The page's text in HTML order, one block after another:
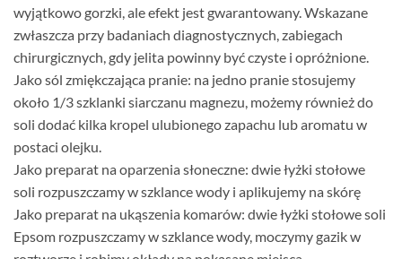
wyjątkowo gorzki, ale efekt jest gwarantowany. Wskazane
zwłaszcza przy badaniach diagnostycznych, zabiegach
chirurgicznych, gdy jelita powinny być czyste i opróżnione.
Jako sól zmiękczająca pranie: na jedno pranie stosujemy
około 1/3 szklanki siarczanu magnezu, możemy również do
soli dodać kilka kropel ulubionego zapachu lub aromatu w
postaci olejku.
Jako preparat na oparzenia słoneczne: dwie łyżki stołowe
soli rozpuszczamy w szklance wody i aplikujemy na skórę
Jako preparat na ukąszenia komarów: dwie łyżki stołowe soli
Epsom rozpuszczamy w szklance wody, moczymy gazik w